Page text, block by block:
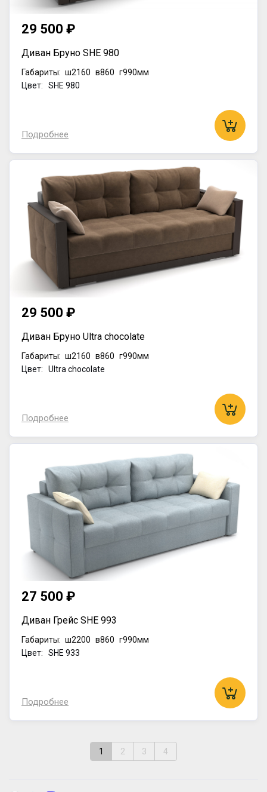
29 500 ₽
Диван Бруно SHE 980
Габариты: ш2160 в860 г990мм
Цвет: SHE 980
Подробнее
29 500 ₽
Диван Бруно Ultra chocolate
Габариты: ш2160 в860 г990мм
Цвет: Ultra chocolate
Подробнее
27 500 ₽
Диван Грейс SHE 993
Габариты: ш2200 в860 г990мм
Цвет: SHE 933
Подробнее
1 2 3 4